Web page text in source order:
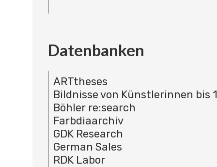
Datenbanken
ARTtheses
Bildnisse von Künstlerinnen bis
Böhler re:search
Farbdiaarchiv
GDK Research
German Sales
RDK Labor